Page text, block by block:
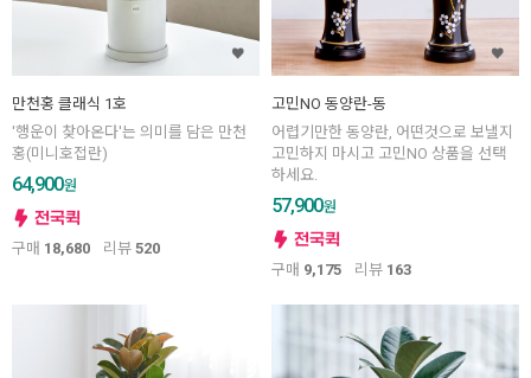
만천홍 클래식 1호
'행운이 찾아온다'는 의미를 담은 만천
홍(미니호접란)
64,900원
구매 18,680 리뷰 520
고민NO 동양란-동
어렵기만한 동양란, 어떤것으로 보낼지
고민하지 마시고 고민NO 상품을 선택
하세요.
57,900원
구매 9,175 리뷰 163